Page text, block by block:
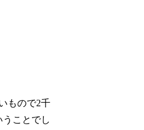
もので2千
ことでし